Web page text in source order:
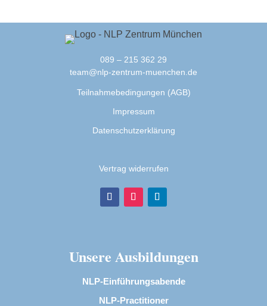
089 – 215 362 29
team@nlp-zentrum-muenchen.de
Teilnahmebedingungen (AGB)
Impressum
Datenschutzerklärung
Vertrag widerrufen
Unsere Ausbildungen
NLP-Einführungsabende
NLP-Practitioner